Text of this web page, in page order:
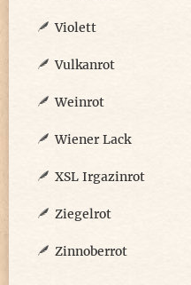
Violett
Vulkanrot
Weinrot
Wiener Lack
XSL Irgazinrot
Ziegelrot
Zinnoberrot